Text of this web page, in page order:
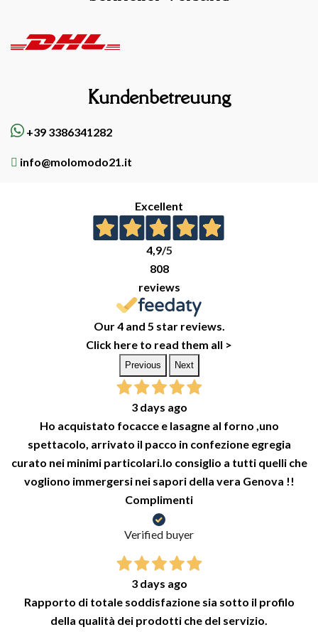
Kundenbetreuung
+39 3386341282
info@molomodo21.it
Excellent
4,9/5
808
reviews
Our 4 and 5 star reviews.
Click here to read them all >
Previous Next
3 days ago
Ho acquistato focacce e lasagne al forno ,uno
spettacolo, arrivato il pacco in confezione egregia
curato nei minimi particolari.lo consiglio a tutti quelli che
vogliono immergersi nei sapori della vera Genova !!
Complimenti
Verified buyer
3 days ago
Rapporto di totale soddisfazione sia sotto il profilo
della qualità dei prodotti che del servizio.